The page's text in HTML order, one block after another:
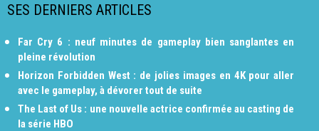
SES DERNIERS ARTICLES
Far Cry 6 : neuf minutes de gameplay bien sanglantes en
pleine révolution
Horizon Forbidden West : de jolies images en 4K pour aller
avec le gameplay, à dévorer tout de suite
The Last of Us : une nouvelle actrice confirmée au casting de
la série HBO